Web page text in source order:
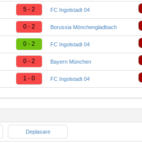
5 - 2 FC Ingolstadt 04
0 - 2 Borussia Mönchengladbach
0 - 2 FC Ingolstadt 04
0 - 2 Bayern München
1 - 0 FC Ingolstadt 04
Deplasare